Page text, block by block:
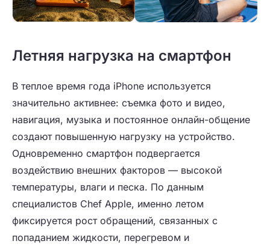
Летняя нагрузка на смартфон
В теплое время года iPhone используется
значительно активнее: съемка фото и видео,
навигация, музыка и постоянное онлайн-общение
создают повышенную нагрузку на устройство.
Одновременно смартфон подвергается
воздействию внешних факторов — высокой
температуры, влаги и песка. По данным
специалистов Chef Apple, именно летом
фиксируется рост обращений, связанных с
попаданием жидкости, перегревом и